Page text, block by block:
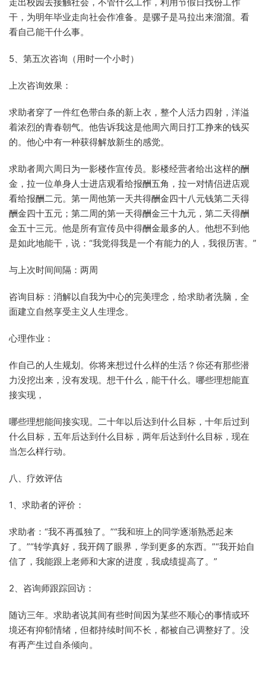
干，为明年毕业走向社会作准备。是骡子是马拉出来溜溜。看
看自己能干什么事。
5、第五次咨询（用时一个小时）
上次咨询效果：
求助者穿了一件红色带白条的新上衣，整个人活力四射，洋溢
着浓烈的青春朝气。他告诉我这是他周六周日打工挣来的钱买
的。他心中有一种获得解放新生的感觉。
求助者周六周日为一影楼作宣传员。影楼经营者给出这样的酬
金，拉一位单身人士进店观看给报酬五角，拉一对情侣进店观
看给报酬二元。第一周他第一天共得酬金四十八元钱第二天得
酬金四十五元；第二周的第一天得酬金三十九元，第二天得酬
金五十三元。他是所有宣传员中得酬金最多的人。他想不到他
是如此地能干，说：“我觉得我是一个有能力的人，我很历害。”
与上次时间间隔：两周
咨询目标：消解以自我为中心的完美理念，给求助者洗脑，全
面建立自然享受主义人生理念。
心理作业：
作自己的人生规划。你将来想过什么样的生活？你还有那些潜
力没挖出来，没有发现。想干什么，能干什么。哪些理想能直
接实现，
哪些理想能间接实现。二十年以后达到什么目标，十年后过到
什么目标，五年后达到什么目标，两年后达到什么目标，现在
当怎么样行动。
八、疗效评估
1、求助者的评价：
求助者：“我不再孤独了。”“我和班上的同学逐渐熟悉起来
了。”“转学真好，我开阔了眼界，学到更多的东西。”“我开始自
信了，我能跟上老师和大家的进度，我成绩提高了。”
2、咨询师跟踪回访：
随访三年。求助者说其间有些时间因为某些不顺心的事情或环
境还有抑郁情绪，但都持续时间不长，都被自己调整好了。没
有再产生过自杀倾向。